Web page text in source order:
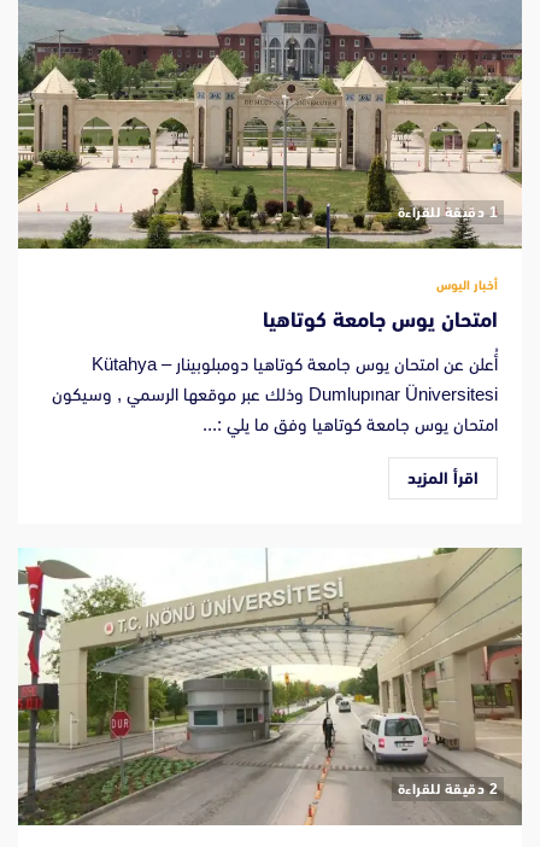
‫1 دقيقة للقراءة
أخبار اليوس
امتحان يوس جامعة كوتاهيا
أُعلن عن امتحان يوس جامعة كوتاهيا دومبلوبينار – Kütahya
Dumlupınar Üniversitesi وذلك عبر موقعها الرسمي , وسيكون
امتحان يوس جامعة كوتاهيا وفق ما يلي :...
اقرأ المزيد
‫2 دقيقة للقراءة